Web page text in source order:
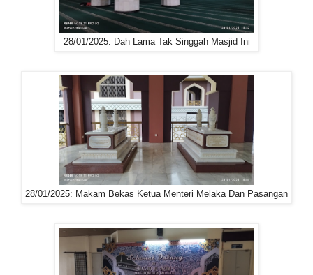
28/01/2025: Dah Lama Tak Singgah Masjid Ini
28/01/2025: Makam Bekas Ketua Menteri Melaka Dan Pasangan